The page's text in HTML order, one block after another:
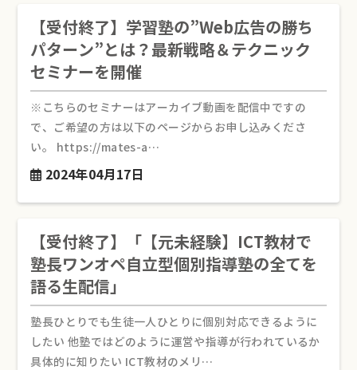
【受付終了】学習塾の”Web広告の勝ち
パターン”とは？最新戦略＆テクニック
セミナーを開催
※こちらのセミナーはアーカイブ動画を配信中ですの
で、ご希望の方は以下のページからお申し込みくださ
い。 https://mates-a…
2024年04月17日
【受付終了】「【元未経験】ICT教材で
塾長ワンオペ自立型個別指導塾の全てを
語る生配信」
塾長ひとりでも生徒一人ひとりに個別対応できるように
したい 他塾ではどのように運営や指導が行われているか
具体的に知りたい ICT教材のメリ…